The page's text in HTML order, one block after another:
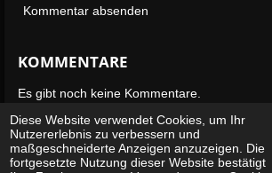
Diese Website verwendet Cookies, um Ihr
Nutzererlebnis zu verbessern und
maßgeschneiderte Anzeigen anzuzeigen. Die
fortgesetzte Nutzung dieser Website bestätigt
Kommentar absenden
KOMMENTARE
Es gibt noch keine Kommentare.